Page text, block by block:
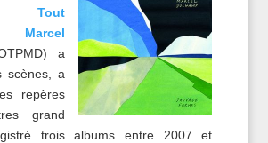
Tout
Marcel
a
scènes, a
repères
grand
trois albums entre 2007 et